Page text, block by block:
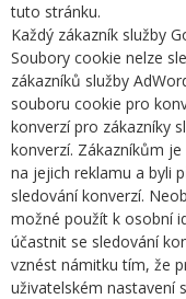
tuto stránku.
Každý zákazník služby
Soubory cookie nelze
zákazníků služby
souboru cookie pro
konverzí pro zákazníky
konverzí. Zákazníkům
na jejich reklamu a byli
sledování konverzí.
možné použít k osobní
účastnit se sledování
vznést námitku tím, že
uživatelském nastavení